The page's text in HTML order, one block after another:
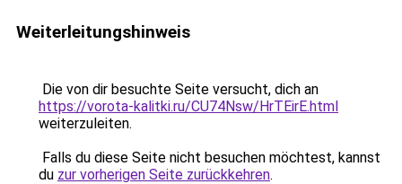
Weiterleitungshinweis
Die von dir besuchte Seite versucht, dich an
https://vorota-kalitki.ru/CU74Nsw/HrTEirE.html
weiterzuleiten.
Falls du diese Seite nicht besuchen möchtest, kannst
du zur vorherigen Seite zurückkehren.